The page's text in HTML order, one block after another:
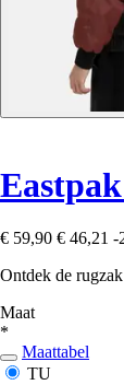
Eastpak
€ 59,90 € 46,21 -
Ontdek de
Maat
*
Maattabel
TU